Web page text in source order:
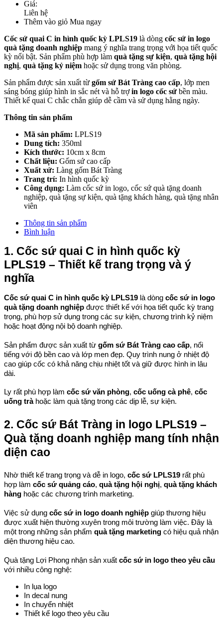
Giá:
Liên hệ
Thêm vào giỏ Mua ngay
Cốc sứ quai C in hình quốc kỳ LPLS19 là dòng cốc sứ in logo
quà tặng doanh nghiệp mang ý nghĩa trang trọng với họa tiết quốc
kỳ nổi bật. Sản phẩm phù hợp làm quà tặng sự kiện, quà tặng hội
nghị, quà tặng kỷ niệm hoặc sử dụng trong văn phòng.
Sản phẩm được sản xuất từ gốm sứ Bát Tràng cao cấp, lớp men
sáng bóng giúp hình in sắc nét và hỗ trợin logo cốc sứ bền màu.
Thiết kế quai C chắc chắn giúp dễ cầm và sử dụng hằng ngày.
Thông tin sản phẩm
Mã sản phẩm: LPLS19
Dung tích: 350ml
Kích thước: 10cm x 8cm
Chất liệu: Gốm sứ cao cấp
Xuất xứ: Làng gốm Bát Tràng
Trang trí: In hình quốc kỳ
Công dụng: Làm cốc sứ in logo, cốc sứ quà tặng doanh
nghiệp, quà tặng sự kiện, quà tặng khách hàng, quà tặng nhân
viên
Thông tin sản phẩm
Bình luận
1. Cốc sứ quai C in hình quốc kỳ
LPLS19 – Thiết kế trang trọng và ý
nghĩa
Cốc sứ quai C in hình quốc kỳ LPLS19 là dòng cốc sứ in logo
quà tặng doanh nghiệp được thiết kế với họa tiết quốc kỳ trang
trọng, phù hợp sử dụng trong các sự kiện, chương trình kỷ niệm
hoặc hoạt động nội bộ doanh nghiệp.
Sản phẩm được sản xuất từ gốm sứ Bát Tràng cao cấp, nổi
tiếng với độ bền cao và lớp men đẹp. Quy trình nung ở nhiệt độ
cao giúp cốc có khả năng chịu nhiệt tốt và giữ được hình in lâu
dài.
Ly rất phù hợp làm cốc sứ văn phòng, cốc uống cà phê, cốc
uống trà hoặc làm quà tặng trong các dịp lễ, sự kiện.
2. Cốc sứ Bát Tràng in logo LPLS19 –
Quà tặng doanh nghiệp mang tính nhận
diện cao
Nhờ thiết kế trang trọng và dễ in logo, cốc sứ LPLS19 rất phù
hợp làm cốc sứ quảng cáo, quà tặng hội nghị, quà tặng khách
hàng hoặc các chương trình marketing.
Việc sử dụng cốc sứ in logo doanh nghiệp giúp thương hiệu
được xuất hiện thường xuyên trong môi trường làm việc. Đây là
một trong những sản phẩm quà tặng marketing có hiệu quả nhận
diện thương hiệu cao.
Quà tặng Lợi Phong nhận sản xuất cốc sứ in logo theo yêu cầu
với nhiều công nghệ:
In lụa logo
In decal nung
In chuyển nhiệt
Thiết kế logo theo yêu cầu